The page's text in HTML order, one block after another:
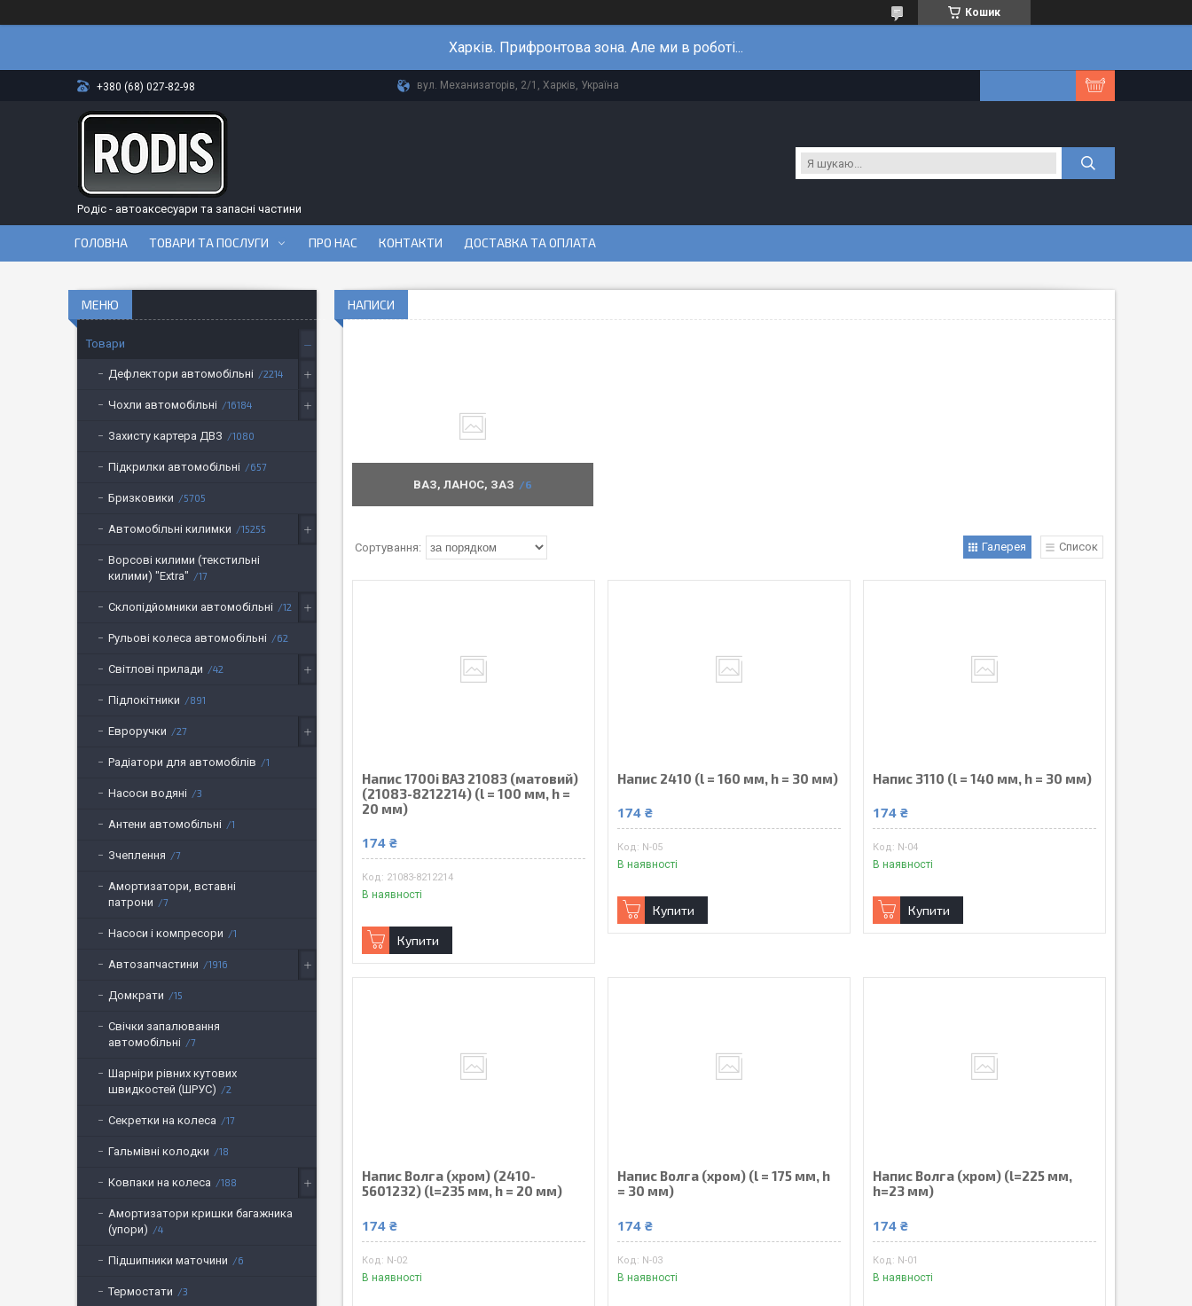
Кошик
Харків. Прифронтова зона. Але ми в роботі...
+380 (68) 027-82-98 вул. Механизаторів, 2/1, Харків, Україна
Родіс - автоаксесуари та запасні частини
ГОЛОВНА ТОВАРИ ТА ПОСЛУГИ ПРО НАС КОНТАКТИ ДОСТАВКА ТА ОПЛАТА
НАПИСИ
ВАЗ, ЛАНОС, ЗАЗ 6
Галерея Список
Напис 1700i ВАЗ 21083 (матовий)
(21083-8212214) (l = 100 мм, h =
20 мм)
174 ₴
21083-8212214
В наявності
Купити
Напис 2410 (l = 160 мм, h = 30 мм)
174 ₴
N-05
В наявності
Купити
Напис 3110 (l = 140 мм, h = 30 мм)
174 ₴
N-04
В наявності
Купити
Напис Волга (хром) (2410-
5601232) (l=235 мм, h = 20 мм)
174 ₴
N-02
В наявності
Напис Волга (хром) (l = 175 мм, h
= 30 мм)
174 ₴
N-03
В наявності
Напис Волга (хром) (l=225 мм,
h=23 мм)
174 ₴
N-01
В наявності
Товари
Дефлектори автомобільні 2214
Чохли автомобільні 16184
Захисту картера ДВЗ 1080
Підкрилки автомобільні 657
Бризковики 5705
Автомобільні килимки 15255
Ворсові килими (текстильні
килими) "Extra"
17
Склопідйомники автомобільні 12
Рульові колеса автомобільні 62
Світлові прилади 42
Підлокітники 891
Евроручки 27
Радіатори для автомобілів 1
Насоси водяні 3
Антени автомобільні 1
Зчеплення 7
Амортизатори, вставні
патрони
7
Насоси і компресори 1
Автозапчастини 1916
Домкрати 15
Свічки запалювання
автомобільні
7
Шарніри рівних кутових
швидкостей (ШРУС)
2
Секретки на колеса 17
Гальмівні колодки 18
Ковпаки на колеса 188
Амортизатори кришки багажника
(упори)
4
Підшипники маточини 6
Термостати 3